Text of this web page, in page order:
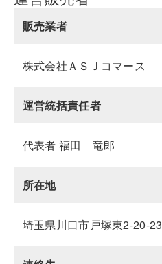
販売業者
株式会社ＡＳＪコマース
運営統括責任者
代表者 福田 竜郎
所在地
埼玉県川口市戸塚東2-20-23